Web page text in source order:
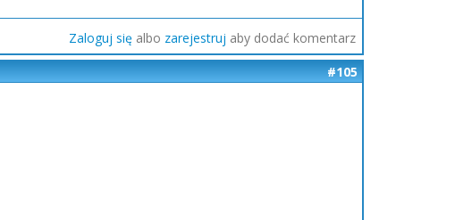
Zaloguj się albo zarejestruj aby dodać komentarz
#105